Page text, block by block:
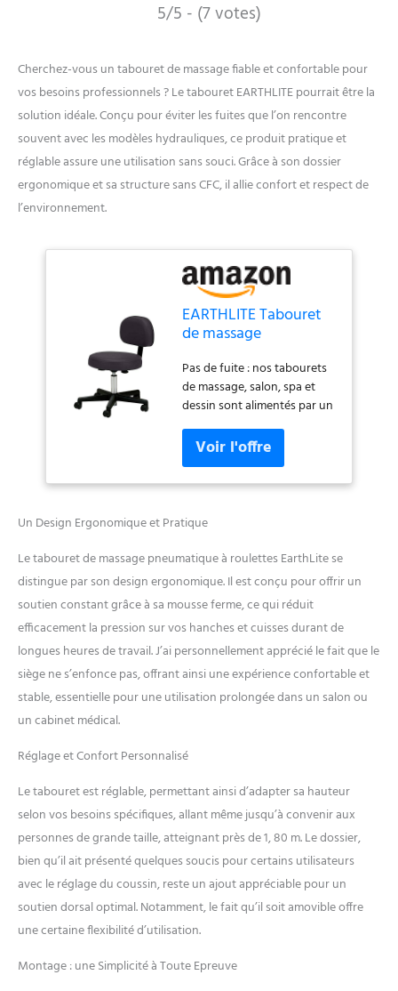
5/5 - (7 votes)
Cherchez-vous un tabouret de massage fiable et confortable pour
vos besoins professionnels ? Le tabouret EARTHLITE pourrait être la
solution idéale. Conçu pour éviter les fuites que l’on rencontre
souvent avec les modèles hydrauliques, ce produit pratique et
réglable assure une utilisation sans souci. Grâce à son dossier
ergonomique et sa structure sans CFC, il allie confort et respect de
l’environnement.
EARTHLITE Tabouret
de massage
roulettes avec dossier
– Pas de fuite (par
rapport à
hydraulique), réglable,
sans CFC, chaise de
salon médical pour le
visage, noir
Pas de fuite : nos tabourets
de massage, salon, spa et
dessin sont alimentés par un
système pneumatique (air)
au lieu d'un système
hydraulique (liquide) comme
d'autres tabourets. Hauteur
hauteur aussi simple que la
cm à 66 cm, disponible en
plusieurs couleurs pour
correspondre à votre table
de massage. Siège pivotant à
360° : poids utile de 158,8 kg.
Le siège pivotant à 360
degrés vous donne la
possibilité de changer de
direction avec facilité. Siège
Un Design Ergonomique et Pratique
Le tabouret de massage pneumatique à roulettes EarthLite se
distingue par son design ergonomique. Il est conçu pour offrir un
soutien constant grâce à sa mousse ferme, ce qui réduit
efficacement la pression sur vos hanches et cuisses durant de
longues heures de travail. J’ai personnellement apprécié le fait que le
siège ne s’enfonce pas, offrant ainsi une expérience confortable et
stable, essentielle pour une utilisation prolongée dans un salon ou
un cabinet médical.
Réglage et Confort Personnalisé
Le tabouret est réglable, permettant ainsi d’adapter sa hauteur
selon vos besoins spécifiques, allant même jusqu’à convenir aux
personnes de grande taille, atteignant près de 1, 80 m. Le dossier,
bien qu’il ait présenté quelques soucis pour certains utilisateurs
avec le réglage du coussin, reste un ajout appréciable pour un
soutien dorsal optimal. Notamment, le fait qu’il soit amovible offre
une certaine flexibilité d’utilisation.
Montage : une Simplicité à Toute Epreuve